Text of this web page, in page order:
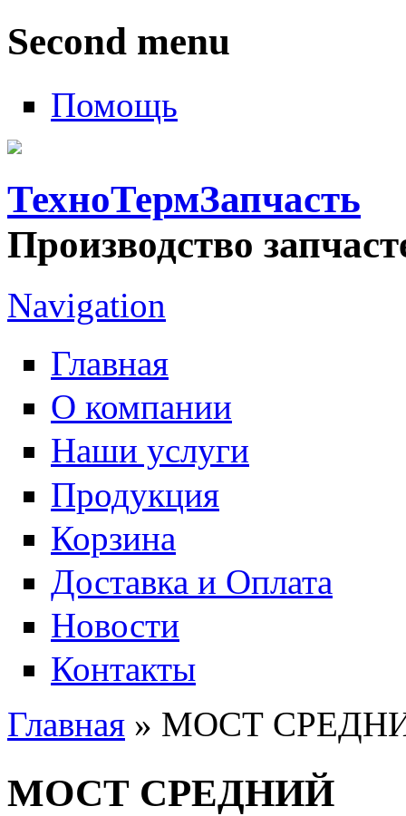
Second menu
Помощь
ТехноТермЗапчасть
Производство
Navigation
Главная
О компании
Наши услуги
Продукция
Корзина
Доставка и Оплата
Новости
Контакты
Вы здесь
Главная » МОСТ
МОСТ СРЕДНИЙ